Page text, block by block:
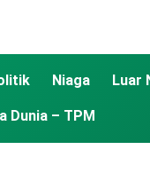
Niaga Luar
Dunia – TPM